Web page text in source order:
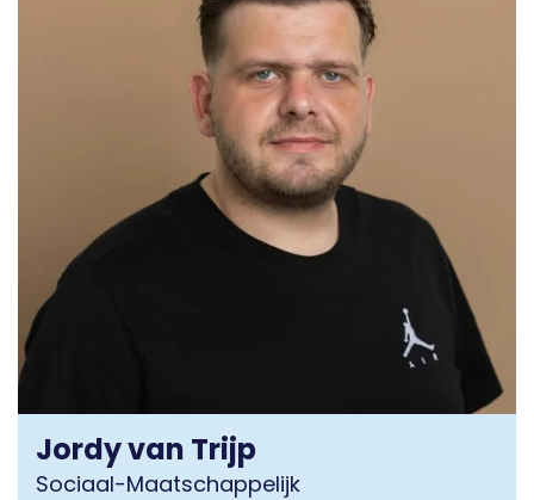
Jordy van Trijp
Sociaal-Maatschappelijk